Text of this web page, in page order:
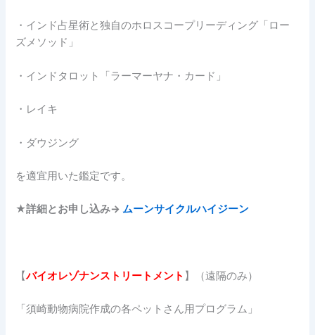
・インド占星術と独自のホロスコープリーディング「ロー
ズメソッド」
・インドタロット「ラーマーヤナ・カード」
・レイキ
・ダウジング
を適宜用いた鑑定です。
★詳細とお申し込み→ ムーンサイクルハイジーン
【バイオレゾナンストリートメント 】（遠隔のみ）
「須崎動物病院作成の各ペットさん用プログラム」